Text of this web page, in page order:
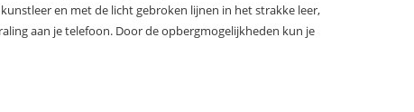
en met de licht gebroken lijnen in het strakke leer,
aan je telefoon. Door de opbergmogelijkheden kun je